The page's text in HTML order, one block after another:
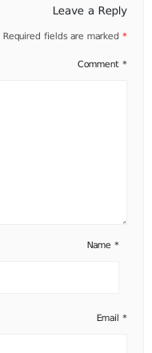
Leave a Reply
Required fields are marked *
Comment *
Name *
Email *